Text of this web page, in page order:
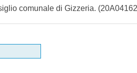
comunale di Gizzeria.